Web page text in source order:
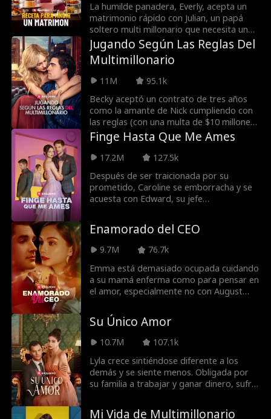
La humilde panadera, Everly, acepta un
matrimonio rápido con Julian, un papá
soltero multi millonario que necesita una
esposa de reemplazo para mantener
custodia de su hija. Lo que comienza
como un matrimonio fingido se convierte
en una receta de amor cuando descubren
sus sentimientos entre sí mientras
combaten a un némesis celoso, un ex-
prometido acosador y una ex-esposa
lunática quienes harán lo que sea para
separarlos.
Jugando Según Las Reglas Del
Multimillonario
11M
95.1k
Becky aceptó un contrato de tres años
como la amante de Nick cumpliendo con
las reglas (con una multa de $10 millones
por romperlas). Aún así, rompió una
regla: se embarazó y enamoró, ¡solo para
descubrir que él se casará con alguien
Finge Hasta Que Me Ames
17.2M
127.5k
Después de ser traicionada por su
prometido, Caroline se emborracha y se
acuesta con Edward, su jefe
titular más hablado de todo el país!
Caroline no tiene más remedio que actuar
como la prometida de Edward. Su
relación falsa tiene que ser convincente
para la estricta abuela de Edward, su
hermano traicionero.... y para ellos
mismos.
Enamorado del CEO
9.7M
76.7k
Emma está demasiado ocupada cuidando
a su mamá enferma como para pensar en
el amor, especialmente no con August
chico malo al que todo el mundo teme.
Lo que ella no sabe es que August la
estuvo esperando todo el tiempo,
esperando una oportunidad para
conquistar su corazón. A medida que sus
caminos empiezan a entrelazarse, ¿Emma
encontrará el valor para confiar en él o se
Su Único Amor
10.7M
107.1k
Lyla crece sintiéndose diferente a los
demás y se siente menos. Obligada por
su familia a trabajar y ganar dinero, sufre
cumple 22 años, Lyla pide de deseo
Mi Vida de Multimillonario